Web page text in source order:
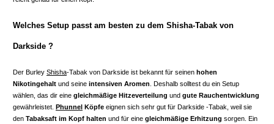
Welches Setup passt am besten zu dem Shisha-Tabak von
Darkside ?
Der Burley Shisha-Tabak von Darkside ist bekannt für seinen hohen
Nikotingehalt und seine intensiven Aromen . Deshalb solltest du ein Setup
wählen, das dir eine gleichmäßige Hitzeverteilung und gute Rauchentwicklung
gewährleistet. Phunnel Köpfe eignen sich sehr gut für Darkside -Tabak, weil sie
den Tabaksaft im Kopf halten und für eine gleichmäßige Erhitzung sorgen. Ein